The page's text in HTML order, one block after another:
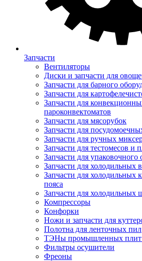
Запчасти
Вентиляторы
Диски и запчасти для
Запчасти для барного
Запчасти для
Запчасти для
пароконвектоматов
Запчасти для мясорубок
Запчасти для
Запчасти для ручных
Запчасти для тестомесов и
Запчасти для упаковочного
Запчасти для холодильных
Запчасти для холодильных
пояса
Запчасти для холодильных
Компрессоры
Конфорки
Ножи и запчасти для
Полотна для ленточных пил
ТЭНы промышленных плит
Фильтры осушители
Фреоны